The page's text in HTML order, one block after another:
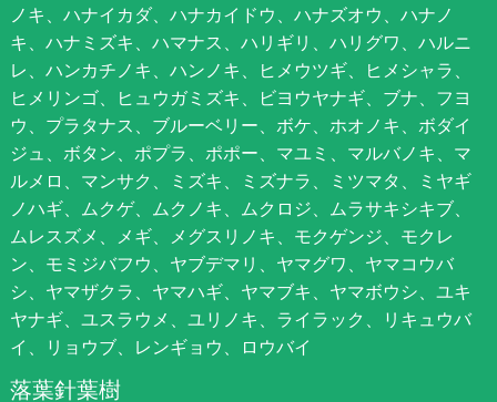
ノキ、ハナイカダ、ハナカイドウ、ハナズオウ、ハナノ
キ、ハナミズキ、ハマナス、ハリギリ、ハリグワ、ハルニ
レ、ハンカチノキ、ハンノキ、ヒメウツギ、ヒメシャラ、
ヒメリンゴ、ヒュウガミズキ、ビヨウヤナギ、ブナ、フヨ
ウ、プラタナス、ブルーベリー、ボケ、ホオノキ、ボダイ
ジュ、ボタン、ポプラ、ポポー、マユミ、マルバノキ、マ
ルメロ、マンサク、ミズキ、ミズナラ、ミツマタ、ミヤギ
ノハギ、ムクゲ、ムクノキ、ムクロジ、ムラサキシキブ、
ムレスズメ、メギ、メグスリノキ、モクゲンジ、モクレ
ン、モミジバフウ、ヤブデマリ、ヤマグワ、ヤマコウバ
シ、ヤマザクラ、ヤマハギ、ヤマブキ、ヤマボウシ、ユキ
ヤナギ、ユスラウメ、ユリノキ、ライラック、リキュウバ
イ、リョウブ、レンギョウ、ロウバイ
落葉針葉樹